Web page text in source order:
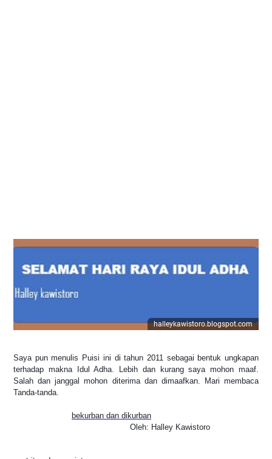
halleykawistoro.blogspot.com
Saya pun menulis Puisi ini di tahun 2011 sebagai bentuk ungkapan
terhadap makna Idul Adha. Lebih dan kurang saya mohon maaf.
Salah dan janggal mohon diterima dan dimaafkan. Mari membaca
Tanda-tanda.
bekurban dan dikurban
Oleh: Halley Kawistoro